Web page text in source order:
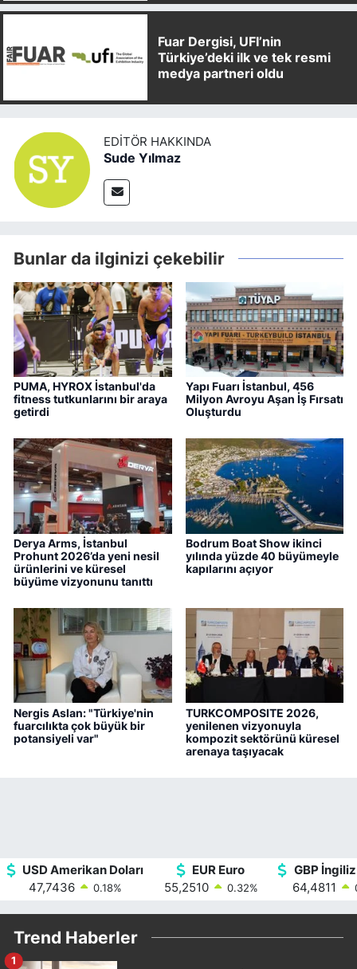
Fuar Dergisi, UFI’nin
Türkiye’deki ilk ve tek resmi
medya partneri oldu
EDITÖR HAKKINDA
Sude Yılmaz
Bunlar da ilginizi çekebilir
PUMA, HYROX İstanbul'da
fitness tutkunlarını bir araya
getirdi
Yapı Fuarı İstanbul, 456
Milyon Avroyu Aşan İş Fırsatı
Oluşturdu
Derya Arms, İstanbul
Prohunt 2026’da yeni nesil
ürünlerini ve küresel
büyüme vizyonunu tanıttı
Bodrum Boat Show ikinci
yılında yüzde 40 büyümeyle
kapılarını açıyor
Nergis Aslan: "Türkiye'nin
fuarcılıkta çok büyük bir
potansiyeli var"
TURKCOMPOSITE 2026,
yenilenen vizyonuyla
kompozit sektörünü küresel
arenaya taşıyacak
USD Amerikan Doları
47,7436
0.18%
EUR Euro
55,2510
0.32%
GBP
64,4811
Trend Haberler
1